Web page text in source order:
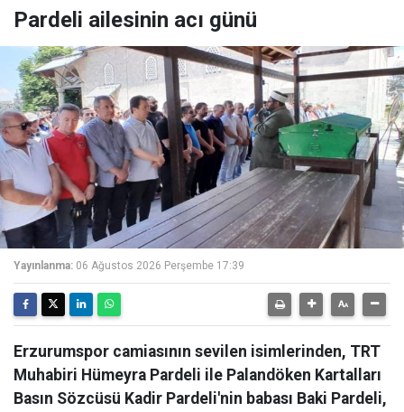
Pardeli ailesinin acı günü
Yayınlanma: 06 Ağustos 2026 Perşembe 17:39
Erzurumspor camiasının sevilen isimlerinden, TRT
Muhabiri Hümeyra Pardeli ile Palandöken Kartalları
Basın Sözcüsü Kadir Pardeli'nin babası Baki Pardeli,